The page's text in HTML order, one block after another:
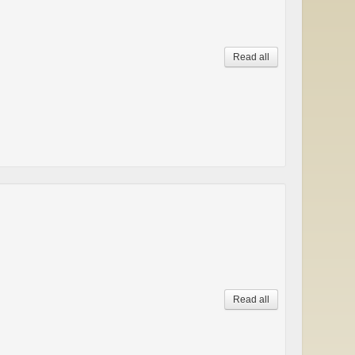
Read all
Read all